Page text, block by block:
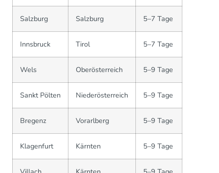
Salzburg Salzburg 5–7 Tage
Innsbruck Tirol 5–7 Tage
Wels Oberösterreich 5–9 Tage
Sankt Pölten Niederösterreich 5–9 Tage
Bregenz Vorarlberg 5–9 Tage
Klagenfurt Kärnten 5–9 Tage